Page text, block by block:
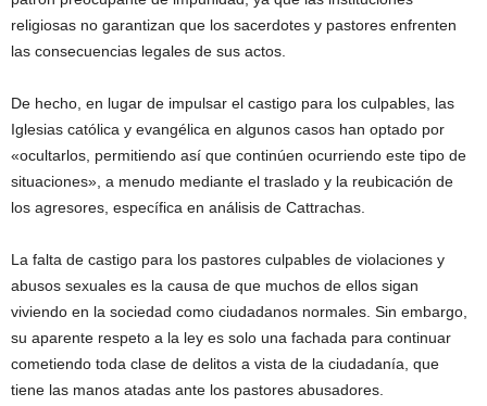
religiosas no garantizan que los sacerdotes y pastores enfrenten
las consecuencias legales de sus actos.
De hecho, en lugar de impulsar el castigo para los culpables, las
Iglesias católica y evangélica en algunos casos han optado por
«ocultarlos, permitiendo así que continúen ocurriendo este tipo de
situaciones», a menudo mediante el traslado y la reubicación de
los agresores, específica en análisis de Cattrachas.
La falta de castigo para los pastores culpables de violaciones y
abusos sexuales es la causa de que muchos de ellos sigan
viviendo en la sociedad como ciudadanos normales. Sin embargo,
su aparente respeto a la ley es solo una fachada para continuar
cometiendo toda clase de delitos a vista de la ciudadanía, que
tiene las manos atadas ante los pastores abusadores.